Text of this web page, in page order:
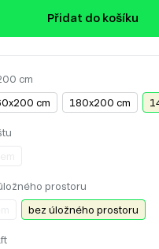
Přidat do košíku
cm
cm 180x200 cm
prostoru
bez úložného prostoru